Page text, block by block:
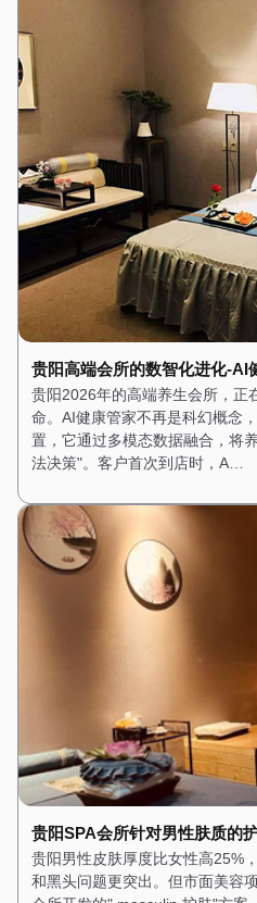
贵阳高端会所的数智化进化-AI
贵阳2026年的高端养生会所，正
命。AI健康管家不再是科幻概念
置，它通过多模态数据融合，将
法决策"。客户首次到店时，A…
贵阳SPA会所针对男性肤质的
贵阳男性皮肤厚度比女性高25%
和黑头问题更突出。但市面美容